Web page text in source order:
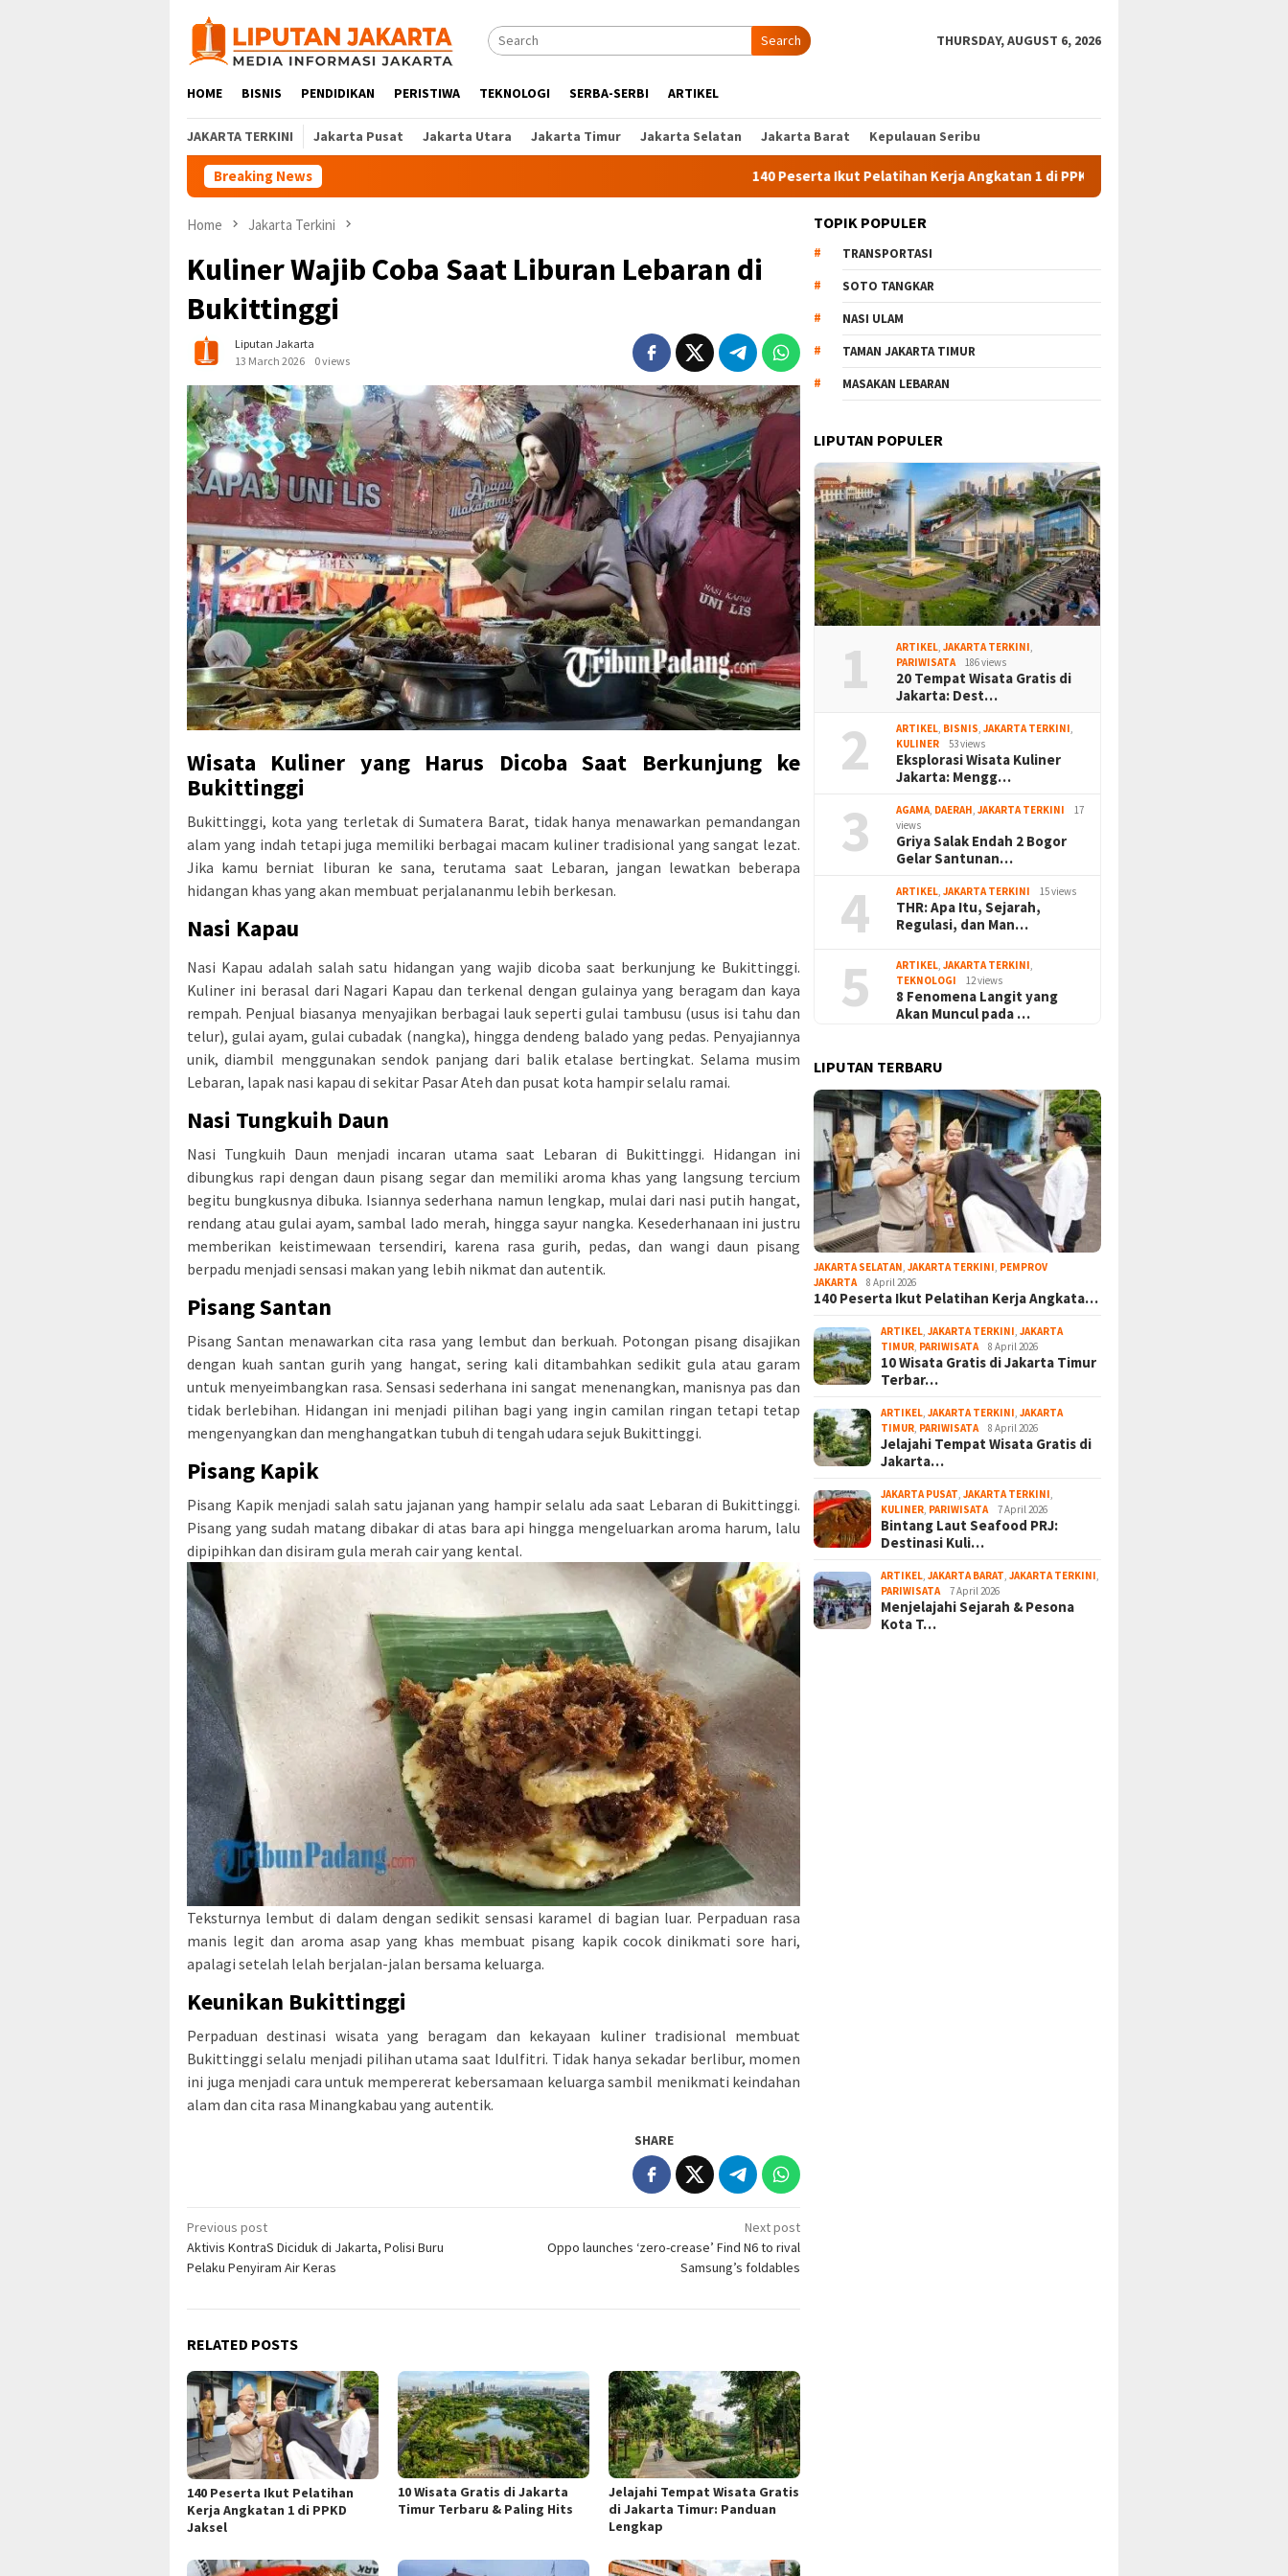
content
Search THURSDAY, AUGUST 6, 2026
HOME BISNIS PENDIDIKAN PERISTIWA TEKNOLOGI SERBA-SERBI ARTIKEL
JAKARTA TERKINI Jakarta Pusat Jakarta Utara Jakarta Timur Jakarta Selatan Jakarta Barat Kepulauan Seribu
Breaking News 140 Peserta Ikut Pelatihan Kerja Angkatan 1 di PPKD Jaksel
Home Jakarta Terkini
Kuliner Wajib Coba Saat Liburan Lebaran di
Bukittinggi
Liputan Jakarta
13 March 2026
0 views
Wisata Kuliner yang Harus Dicoba Saat Berkunjung ke
Bukittinggi
Bukittinggi, kota yang terletak di Sumatera Barat, tidak hanya menawarkan pemandangan
alam yang indah tetapi juga memiliki berbagai macam kuliner tradisional yang sangat lezat.
Jika kamu berniat liburan ke sana, terutama saat Lebaran, jangan lewatkan beberapa
hidangan khas yang akan membuat perjalananmu lebih berkesan.
Nasi Kapau
Nasi Kapau adalah salah satu hidangan yang wajib dicoba saat berkunjung ke Bukittinggi.
Kuliner ini berasal dari Nagari Kapau dan terkenal dengan gulainya yang beragam dan kaya
rempah. Penjual biasanya menyajikan berbagai lauk seperti gulai tambusu (usus isi tahu dan
telur), gulai ayam, gulai cubadak (nangka), hingga dendeng balado yang pedas. Penyajiannya
unik, diambil menggunakan sendok panjang dari balik etalase bertingkat. Selama musim
Lebaran, lapak nasi kapau di sekitar Pasar Ateh dan pusat kota hampir selalu ramai.
Nasi Tungkuih Daun
Nasi Tungkuih Daun menjadi incaran utama saat Lebaran di Bukittinggi. Hidangan ini
dibungkus rapi dengan daun pisang segar dan memiliki aroma khas yang langsung tercium
begitu bungkusnya dibuka. Isiannya sederhana namun lengkap, mulai dari nasi putih hangat,
rendang atau gulai ayam, sambal lado merah, hingga sayur nangka. Kesederhanaan ini justru
memberikan keistimewaan tersendiri, karena rasa gurih, pedas, dan wangi daun pisang
berpadu menjadi sensasi makan yang lebih nikmat dan autentik.
Pisang Santan
Pisang Santan menawarkan cita rasa yang lembut dan berkuah. Potongan pisang disajikan
dengan kuah santan gurih yang hangat, sering kali ditambahkan sedikit gula atau garam
untuk menyeimbangkan rasa. Sensasi sederhana ini sangat menenangkan, manisnya pas dan
tidak berlebihan. Hidangan ini menjadi pilihan bagi yang ingin camilan ringan tetapi tetap
mengenyangkan dan menghangatkan tubuh di tengah udara sejuk Bukittinggi.
Pisang Kapik
Pisang Kapik menjadi salah satu jajanan yang hampir selalu ada saat Lebaran di Bukittinggi.
Pisang yang sudah matang dibakar di atas bara api hingga mengeluarkan aroma harum, lalu
dipipihkan dan disiram gula merah cair yang kental.
Teksturnya lembut di dalam dengan sedikit sensasi karamel di bagian luar. Perpaduan rasa
manis legit dan aroma asap yang khas membuat pisang kapik cocok dinikmati sore hari,
apalagi setelah lelah berjalan-jalan bersama keluarga.
Keunikan Bukittinggi
Perpaduan destinasi wisata yang beragam dan kekayaan kuliner tradisional membuat
Bukittinggi selalu menjadi pilihan utama saat Idulfitri. Tidak hanya sekadar berlibur, momen
ini juga menjadi cara untuk mempererat kebersamaan keluarga sambil menikmati keindahan
alam dan cita rasa Minangkabau yang autentik.
SHARE
Post
navigation
Previous post
Aktivis KontraS Diciduk di Jakarta, Polisi Buru
Pelaku Penyiram Air Keras
Next post
Oppo launches ‘zero-crease’ Find N6 to rival
Samsung’s foldables
RELATED POSTS
140 Peserta Ikut Pelatihan
Kerja Angkatan 1 di PPKD
Jaksel
10 Wisata Gratis di Jakarta
Timur Terbaru & Paling Hits
Jelajahi Tempat Wisata Gratis
di Jakarta Timur: Panduan
Lengkap
TOPIK POPULER
TRANSPORTASI
SOTO TANGKAR
NASI ULAM
TAMAN JAKARTA TIMUR
MASAKAN LEBARAN
LIPUTAN POPULER
1 ARTIKEL ,JAKARTA TERKINI
PARIWISATA
186 views
20 Tempat Wisata Gratis di
Jakarta: Dest…
2 ARTIKEL BISNIS ,JAKARTA TERKINI
KULINER
53 views
Eksplorasi Wisata Kuliner
Jakarta: Mengg…
3 AGAMA DAERAH ,JAKARTA TERKINI
17
views
Griya Salak Endah 2 Bogor
Gelar Santunan…
4 ARTIKEL ,JAKARTA TERKINI 15 views
THR: Apa Itu, Sejarah,
Regulasi, dan Man…
5 ARTIKEL ,JAKARTA TERKINI
TEKNOLOGI
12 views
8 Fenomena Langit yang
Akan Muncul pada …
LIPUTAN TERBARU
JAKARTA SELATAN ,JAKARTA TERKINI PEMPROV
JAKARTA
8 April 2026
140 Peserta Ikut Pelatihan Kerja Angkata…
ARTIKEL ,JAKARTA TERKINI ,JAKARTA
TIMUR PARIWISATA 8 April 2026
10 Wisata Gratis di Jakarta Timur
Terbar…
ARTIKEL ,JAKARTA TERKINI ,JAKARTA
TIMUR PARIWISATA 8 April 2026
Jelajahi Tempat Wisata Gratis di
Jakarta…
JAKARTA PUSAT ,JAKARTA TERKINI
KULINER PARIWISATA 7 April 2026
Bintang Laut Seafood PRJ:
Destinasi Kuli…
ARTIKEL ,JAKARTA BARAT ,JAKARTA TERKINI
PARIWISATA
7 April 2026
Menjelajahi Sejarah & Pesona
Kota T…